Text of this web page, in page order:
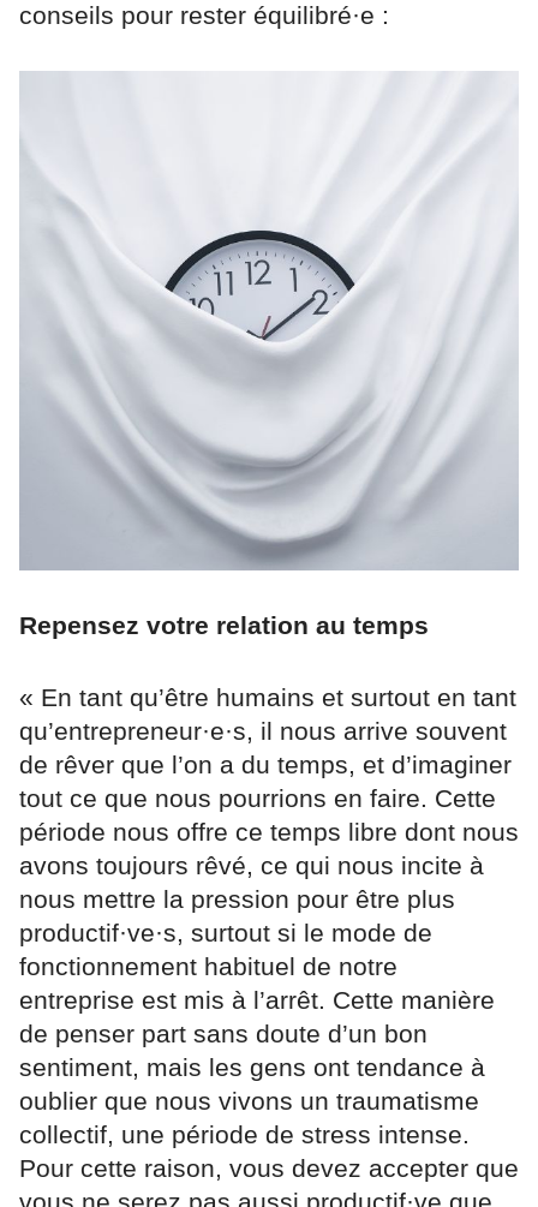
conseils pour rester équilibré·e :
Repensez votre relation au temps
« En tant qu’être humains et surtout en tant
qu’entrepreneur·e·s, il nous arrive souvent
de rêver que l’on a du temps, et d’imaginer
tout ce que nous pourrions en faire. Cette
période nous offre ce temps libre dont nous
avons toujours rêvé, ce qui nous incite à
nous mettre la pression pour être plus
productif·ve·s, surtout si le mode de
fonctionnement habituel de notre
entreprise est mis à l’arrêt. Cette manière
de penser part sans doute d’un bon
sentiment, mais les gens ont tendance à
oublier que nous vivons un traumatisme
collectif, une période de stress intense.
Pour cette raison, vous devez accepter que